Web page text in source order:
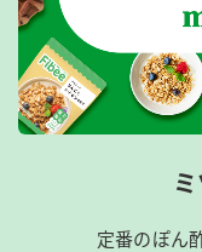
定番のぽん